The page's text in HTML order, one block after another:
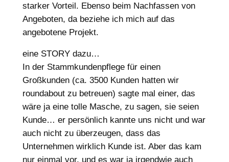
starker Vorteil. Ebenso beim Nachfassen von
Angeboten, da beziehe ich mich auf das
angebotene Projekt.
eine STORY dazu…
In der Stammkundenpflege für einen
Großkunden (ca. 3500 Kunden hatten wir
roundabout zu betreuen) sagte mal einer, das
wäre ja eine tolle Masche, zu sagen, sie seien
Kunde… er persönlich kannte uns nicht und war
auch nicht zu überzeugen, dass das
Unternehmen wirklich Kunde ist. Aber das kam
nur einmal vor, und es war ja irgendwie auch